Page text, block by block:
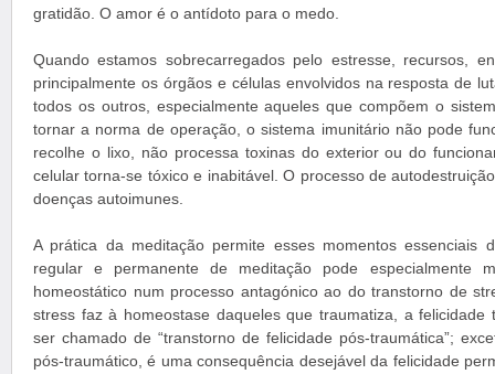
gratidão. O amor é o antídoto para o medo.
Quando estamos sobrecarregados pelo estresse, recursos,
principalmente os órgãos e células envolvidos na resposta de
todos os outros, especialmente aqueles que compõem o
tornar a norma de operação, o sistema imunitário não pode
recolhe o lixo, não processa toxinas do exterior ou do
celular torna-se tóxico e inabitável. O processo de
doenças autoimunes.
A prática da meditação permite esses momentos essenciais
regular e permanente de meditação pode especialmente
homeostático num processo antagónico ao do transtorno de
stress faz à homeostase daqueles que traumatiza, a felicidade
ser chamado de “transtorno de felicidade pós-traumática”;
pós-traumático, é uma consequência desejável da felicidade